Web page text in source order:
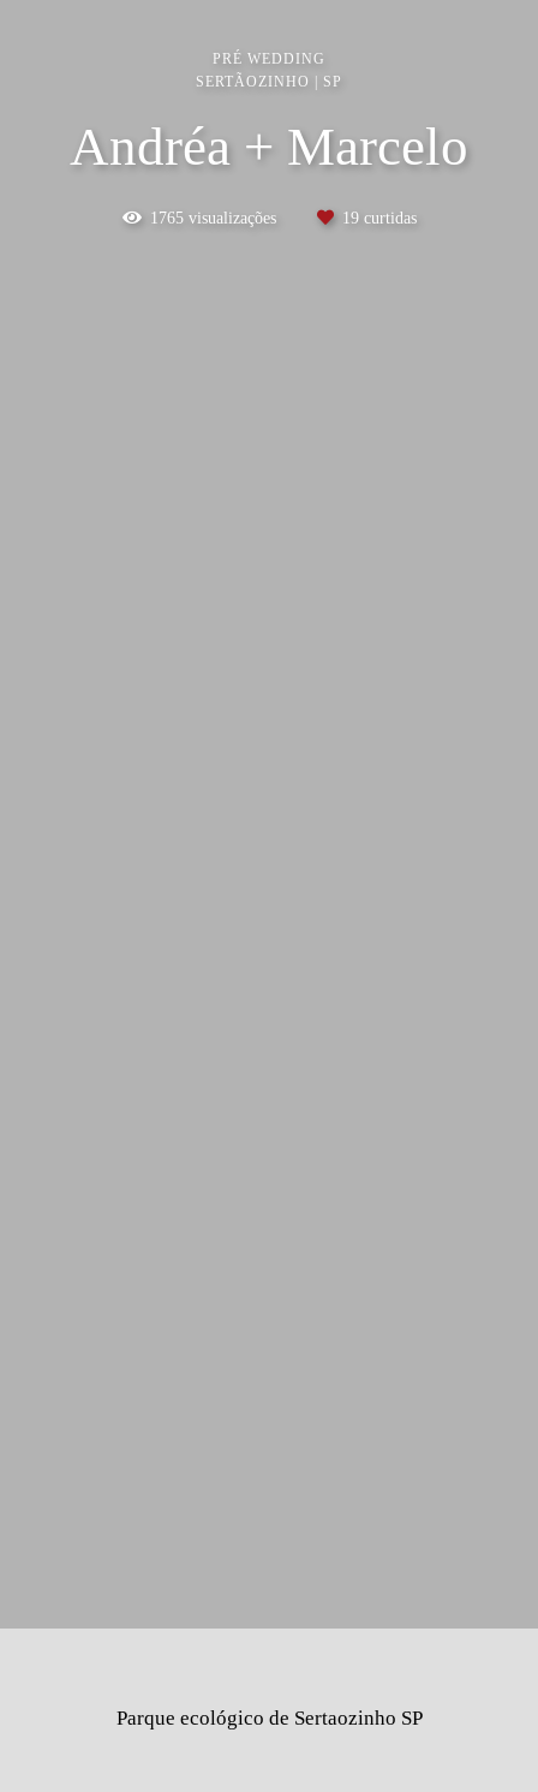
PRÉ WEDDING
SERTÃOZINHO | SP
Andréa + Marcelo
1765visualizações 19curtidas
Parque ecológico de Sertaozinho SP